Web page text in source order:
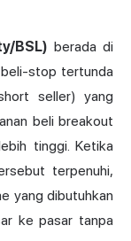
BSL) berada di
beli-stop tertunda
seller) yang
beli breakout
tinggi. Ketika
terpenuhi,
yang dibutuhkan
ke pasar tanpa